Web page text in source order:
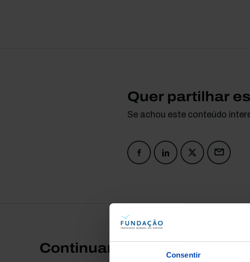
Consentir
Quer partilhar
Se achou este conteúdo
Continuar a pesquisar